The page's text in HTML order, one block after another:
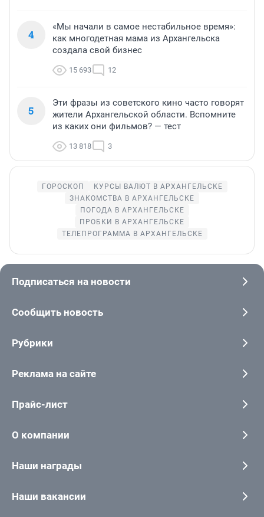
4
«Мы начали в самое нестабильное время»:
как многодетная мама из Архангельска
создала свой бизнес
15 693 12
5
Эти фразы из советского кино часто говорят
жители Архангельской области. Вспомните
из каких они фильмов? — тест
13 818 3
ГОРОСКОП
КУРСЫ ВАЛЮТ В АРХАНГЕЛЬСКЕ
ЗНАКОМСТВА В АРХАНГЕЛЬСКЕ
ПОГОДА В АРХАНГЕЛЬСКЕ
ПРОБКИ В АРХАНГЕЛЬСКЕ
ТЕЛЕПРОГРАММА В АРХАНГЕЛЬСКЕ
Подписаться на новости
Сообщить новость
Рубрики
Реклама на сайте
Прайс-лист
О компании
Наши награды
Наши вакансии